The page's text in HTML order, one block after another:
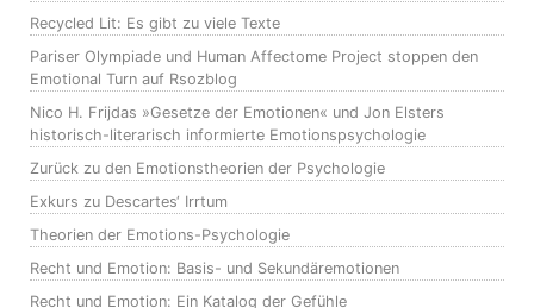
Recycled Lit: Es gibt zu viele Texte
Pariser Olympiade und Human Affectome Project stoppen den
Emotional Turn auf Rsozblog
Nico H. Frijdas »Gesetze der Emotionen« und Jon Elsters
historisch-literarisch informierte Emotionspsychologie
Zurück zu den Emotionstheorien der Psychologie
Exkurs zu Descartes‘ Irrtum
Theorien der Emotions-Psychologie
Recht und Emotion: Basis- und Sekundäremotionen
Recht und Emotion: Ein Katalog der Gefühle